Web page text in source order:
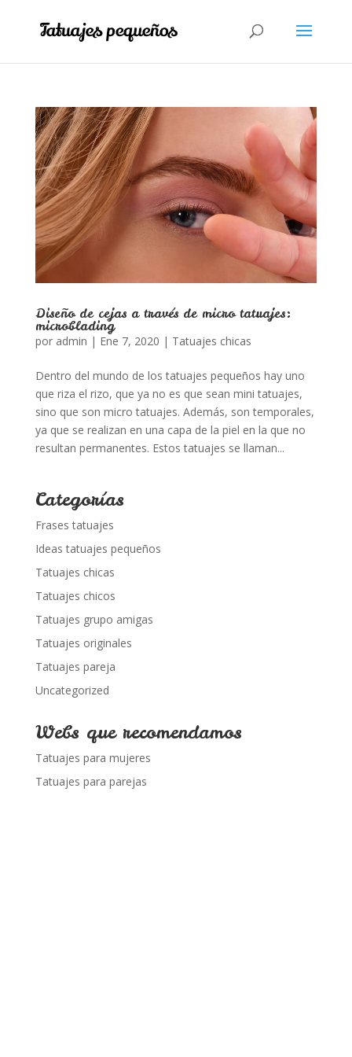
Diseño de cejas a través de micro tatuajes:
microblading
por admin | Ene 7, 2020 | Tatuajes chicas
Dentro del mundo de los tatuajes pequeños hay uno
que riza el rizo, que ya no es que sean mini tatuajes,
sino que son micro tatuajes. Además, son temporales,
ya que se realizan en una capa de la piel en la que no
resultan permanentes. Estos tatuajes se llaman...
Categorías
Frases tatuajes
Ideas tatuajes pequeños
Tatuajes chicas
Tatuajes chicos
Tatuajes grupo amigas
Tatuajes originales
Tatuajes pareja
Uncategorized
Webs que recomendamos
Tatuajes para mujeres
Tatuajes para parejas